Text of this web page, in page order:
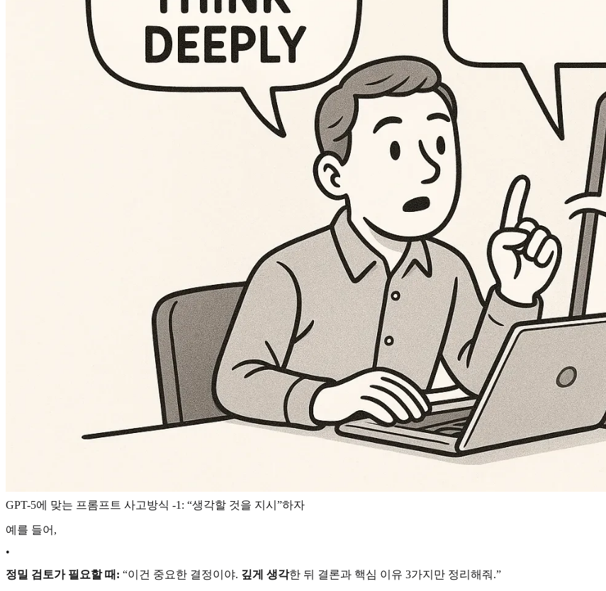
GPT-5에 맞는 프롬프트 사고방식 -1: “생각할 것을 지시”하자
예를 들어,
•
정밀 검토가 필요할 때: “이건 중요한 결정이야. 깊게 생각한 뒤 결론과 핵심 이유 3가지만 정리해줘.”